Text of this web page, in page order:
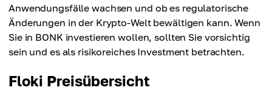
Anwendungsfälle wachsen und ob es regulatorische
Änderungen in der Krypto-Welt bewältigen kann. Wenn
Sie in BONK investieren wollen, sollten Sie vorsichtig
sein und es als risikoreiches Investment betrachten.
Floki Preisübersicht